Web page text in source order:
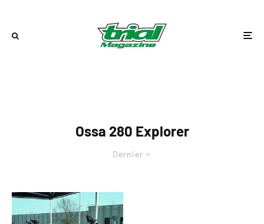
Ossa 280 Explorer
Dernier